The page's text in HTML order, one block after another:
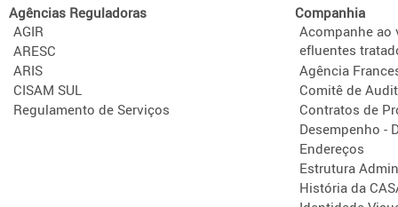
Agências Reguladoras
AGIR
ARESC
ARIS
CISAM SUL
Regulamento de Serviços
Companhia
Acompanhe ao
efluentes
Agência
Comitê de
Contratos de
Desempenho -
Endereços
Estrutura
História da